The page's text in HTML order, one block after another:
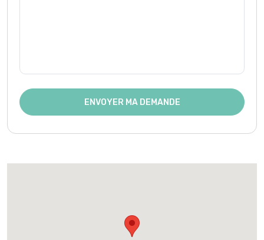
ENVOYER MA DEMANDE